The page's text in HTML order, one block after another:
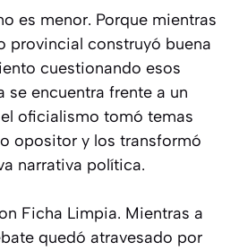
es menor. Porque mientras
provincial construyó buena
cuestionando esos
se encuentra frente a un
oficialismo tomó temas
opositor y los transformó
narrativa política.
Ficha Limpia. Mientras a
quedó atravesado por